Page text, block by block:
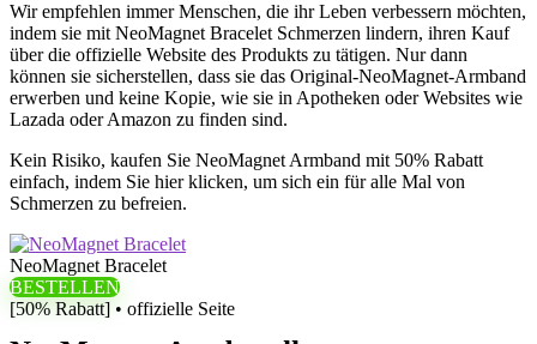
Wir empfehlen immer Menschen, die ihr Leben verbessern möchten,
indem sie mit NeoMagnet Bracelet Schmerzen lindern, ihren Kauf
über die offizielle Website des Produkts zu tätigen. Nur dann
können sie sicherstellen, dass sie das Original-NeoMagnet-Armband
erwerben und keine Kopie, wie sie in Apotheken oder Websites wie
Lazada oder Amazon zu finden sind.
Kein Risiko, kaufen Sie NeoMagnet Armband mit 50% Rabatt
einfach, indem Sie hier klicken, um sich ein für alle Mal von
Schmerzen zu befreien.
NeoMagnet Bracelet
BESTELLEN
[50% Rabatt] • offizielle Seite